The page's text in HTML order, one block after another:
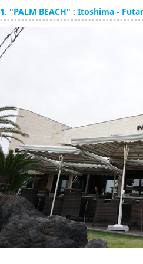
1. "PALM BEACH" : Itoshima -